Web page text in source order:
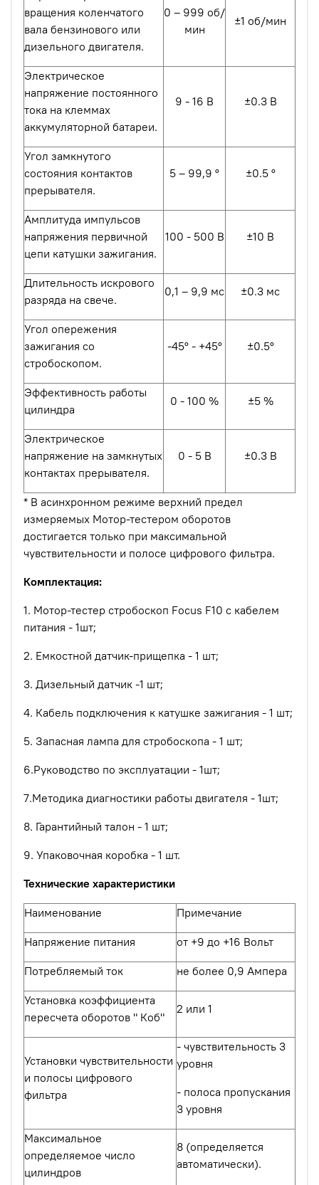
вращения коленчатого
вала бензинового или
дизельного двигателя.
0 – 999 об/
мин
±1 об/мин
Электрическое
напряжение постоянного
тока на клеммах
аккумуляторной батареи.
9 - 16 В ±0.3 В
Угол замкнутого
состояния контактов
прерывателя.
5 – 99,9 ° ±0.5 °
Амплитуда импульсов
напряжения первичной
цепи катушки зажигания.
100 - 500 В ±10 В
Длительность искрового
разряда на свече.
0,1 – 9,9 мс ±0.3 мс
Угол опережения
зажигания со
стробоскопом.
-45° - +45° ±0.5°
Эффективность работы
цилиндра
0 - 100 % ±5 %
Электрическое
напряжение на замкнутых
контактах прерывателя.
0 - 5 В ±0.3 В
* В асинхронном режиме верхний предел
измеряемых Мотор-тестером оборотов
достигается только при максимальной
чувствительности и полосе цифрового фильтра.
Комплектация:
1. Мотор-тестер стробоскоп Focus F10 с кабелем
питания - 1шт;
2. Емкостной датчик-прищепка - 1 шт;
3. Дизельный датчик -1 шт;
4. Кабель подключения к катушке зажигания - 1 шт;
5. Запасная лампа для стробоскопа - 1 шт;
6.Руководство по эксплуатации - 1шт;
7.Методика диагностики работы двигателя - 1шт;
8. Гарантийный талон - 1 шт;
9. Упаковочная коробка - 1 шт.
Технические характеристики
Наименование Примечание
Напряжение питания от +9 до +16 Вольт
Потребляемый ток не более 0,9 Ампера
Установка коэффициента
пересчета оборотов " Коб"
2 или 1
Установки чувствительности
и полосы цифрового
фильтра
- чувствительность 3
уровня
- полоса пропускания
3 уровня
Максимальное
определяемое число
цилиндров
8 (определяется
автоматически).